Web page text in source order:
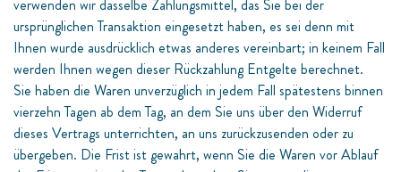
verwenden wir dasselbe Zahlungsmittel, das Sie bei der
ursprünglichen Transaktion eingesetzt haben, es sei denn mit
Ihnen wurde ausdrücklich etwas anderes vereinbart; in keinem Fall
werden Ihnen wegen dieser Rückzahlung Entgelte berechnet.
Sie haben die Waren unverzüglich in jedem Fall spätestens binnen
vierzehn Tagen ab dem Tag, an dem Sie uns über den Widerruf
dieses Vertrags unterrichten, an uns zurückzusenden oder zu
übergeben. Die Frist ist gewahrt, wenn Sie die Waren vor Ablauf